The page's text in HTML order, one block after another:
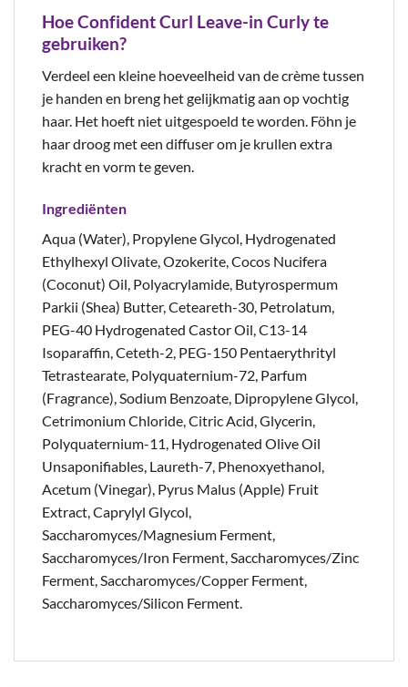
Hoe Confident Curl Leave-in Curly te
gebruiken?
Verdeel een kleine hoeveelheid van de crème tussen
je handen en breng het gelijkmatig aan op vochtig
haar. Het hoeft niet uitgespoeld te worden. Föhn je
haar droog met een diffuser om je krullen extra
kracht en vorm te geven.
Ingrediënten
Aqua (Water), Propylene Glycol, Hydrogenated
Ethylhexyl Olivate, Ozokerite, Cocos Nucifera
(Coconut) Oil, Polyacrylamide, Butyrospermum
Parkii (Shea) Butter, Ceteareth-30, Petrolatum,
PEG-40 Hydrogenated Castor Oil, C13-14
Isoparaffin, Ceteth-2, PEG-150 Pentaerythrityl
Tetrastearate, Polyquaternium-72, Parfum
(Fragrance), Sodium Benzoate, Dipropylene Glycol,
Cetrimonium Chloride, Citric Acid, Glycerin,
Polyquaternium-11, Hydrogenated Olive Oil
Unsaponifiables, Laureth-7, Phenoxyethanol,
Acetum (Vinegar), Pyrus Malus (Apple) Fruit
Extract, Caprylyl Glycol,
Saccharomyces/Magnesium Ferment,
Saccharomyces/Iron Ferment, Saccharomyces/Zinc
Ferment, Saccharomyces/Copper Ferment,
Saccharomyces/Silicon Ferment.